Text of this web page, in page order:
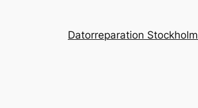
Datorreparation Stockholm